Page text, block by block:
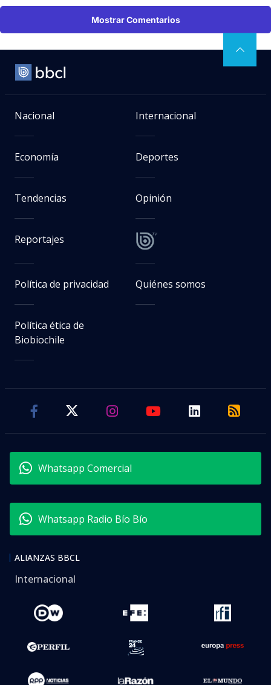
Mostrar Comentarios
Nacional Internacional
Economía Deportes
Tendencias Opinión
Reportajes
Política de privacidad Quiénes somos
Política ética de
Biobiochile
Whatsapp Comercial
Whatsapp Radio Bío Bío
ALIANZAS BBCL
Internacional